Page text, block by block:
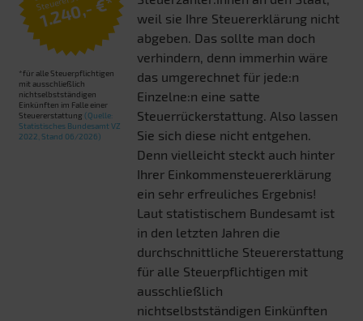
1.240,- €*
*für alle Steuerpflichtigen
mit ausschließlich
nichtselbstständigen
Einkünften im Falle einer
Steuererstattung (Quelle:
Statistisches Bundesamt VZ
2022, Stand 06/2026)
weil sie Ihre Steuererklärung nicht
abgeben. Das sollte man doch
verhindern, denn immerhin wäre
das umgerechnet für jede:n
Einzelne:n eine satte
Steuerrückerstattung. Also lassen
Sie sich diese nicht entgehen.
Denn vielleicht steckt auch hinter
Ihrer Einkommensteuererklärung
ein sehr erfreuliches Ergebnis!
Laut statistischem Bundesamt ist
in den letzten Jahren die
durchschnittliche Steuererstattung
für alle Steuerpflichtigen mit
ausschließlich
nichtselbstständigen Einkünften